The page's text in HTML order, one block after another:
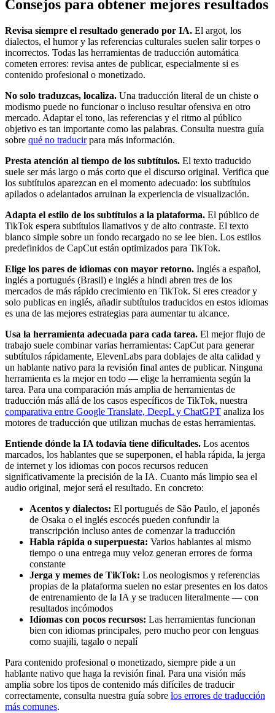
Consejos para obtener mejores resultados
Revisa siempre el resultado generado por IA. El argot, los
dialectos, el humor y las referencias culturales suelen salir torpes o
incorrectos. Todas las herramientas de traducción automática
cometen errores: revisa antes de publicar, especialmente si es
contenido profesional o monetizado.
No solo traduzcas, localiza. Una traducción literal de un chiste o
modismo puede no funcionar o incluso resultar ofensiva en otro
mercado. Adaptar el tono, las referencias y el ritmo al público
objetivo es tan importante como las palabras. Consulta nuestra guía
sobre qué no traducirpara más información.
Presta atención al tiempo de los subtítulos. El texto traducido
suele ser más largo o más corto que el discurso original. Verifica que
los subtítulos aparezcan en el momento adecuado: los subtítulos
apilados o adelantados arruinan la experiencia de visualización.
Adapta el estilo de los subtítulos a la plataforma. El público de
TikTok espera subtítulos llamativos y de alto contraste. El texto
blanco simple sobre un fondo recargado no se lee bien. Los estilos
predefinidos de CapCut están optimizados para TikTok.
Elige los pares de idiomas con mayor retorno. Inglés a español,
inglés a portugués (Brasil) e inglés a hindi abren tres de los
mercados de más rápido crecimiento en TikTok. Si eres creador y
solo publicas en inglés, añadir subtítulos traducidos en estos idiomas
es una de las mejores estrategias para aumentar tu alcance.
Usa la herramienta adecuada para cada tarea. El mejor flujo de
trabajo suele combinar varias herramientas: CapCut para generar
subtítulos rápidamente, ElevenLabs para doblajes de alta calidad y
un hablante nativo para la revisión final antes de publicar. Ninguna
herramienta es la mejor en todo — elige la herramienta según la
tarea. Para una comparación más amplia de herramientas de
traducción más allá de los casos específicos de TikTok, nuestra
comparativa entre Google Translate, DeepL y ChatGPT analiza los
motores de traducción que utilizan muchas de estas herramientas.
Entiende dónde la IA todavía tiene dificultades. Los acentos
marcados, los hablantes que se superponen, el habla rápida, la jerga
de internet y los idiomas con pocos recursos reducen
significativamente la precisión de la IA. Cuanto más limpio sea el
audio original, mejor será el resultado. En concreto:
Acentos y dialectos: El portugués de São Paulo, el japonés
de Osaka o el inglés escocés pueden confundir la
transcripción incluso antes de comenzar la traducción
Habla rápida o superpuesta: Varios hablantes al mismo
tiempo o una entrega muy veloz generan errores de forma
constante
Jerga y memes de TikTok: Los neologismos y referencias
propias de la plataforma suelen no estar presentes en los datos
de entrenamiento de la IA y se traducen literalmente — con
resultados incómodos
Idiomas con pocos recursos: Las herramientas funcionan
bien con idiomas principales, pero mucho peor con lenguas
como suajili, tagalo o nepalí
Para contenido profesional o monetizado, siempre pide a un
hablante nativo que haga la revisión final. Para una visión más
amplia sobre los tipos de contenido más difíciles de traducir
correctamente, consulta nuestra guía sobre los errores de traducción
más comunes.